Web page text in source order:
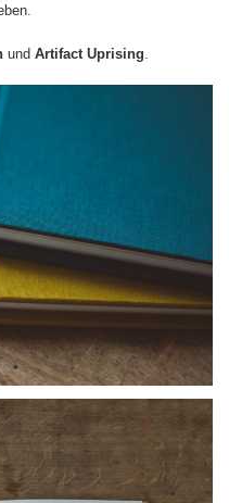
und Artifact Uprising